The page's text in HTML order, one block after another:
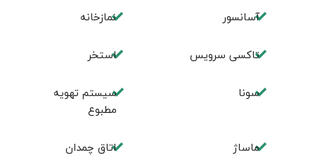
آسانسور نمازخانه
تاکسی سرویس استخر
سونا
سیستم تهویه
مطبوع
ماساژ اتاق چمدان